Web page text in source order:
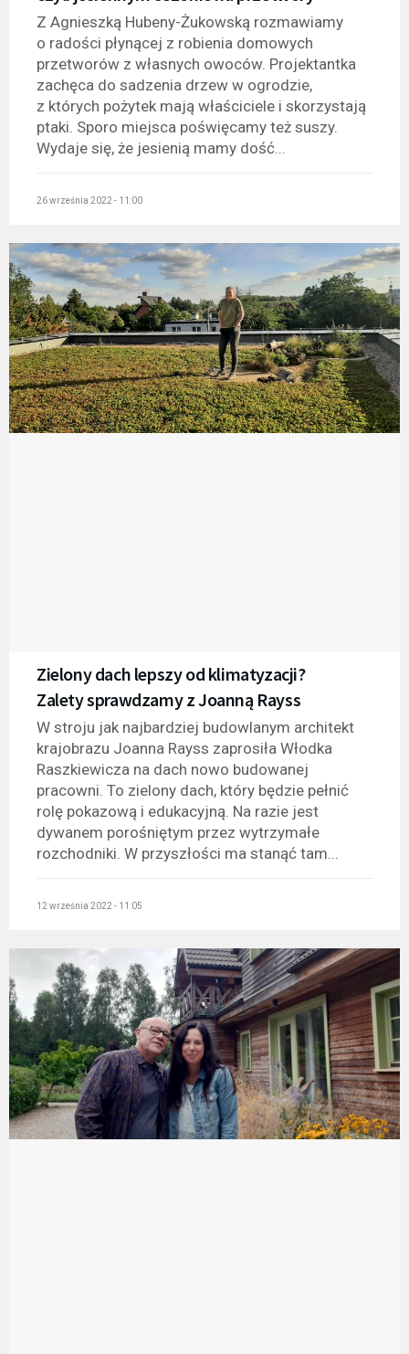
Z Agnieszką Hubeny-Żukowską rozmawiamy
o radości płynącej z robienia domowych
przetworów z własnych owoców. Projektantka
zachęca do sadzenia drzew w ogrodzie,
z których pożytek mają właściciele i skorzystają
ptaki. Sporo miejsca poświęcamy też suszy.
Wydaje się, że jesienią mamy dość...
26 września 2022 - 11:00
Zielony dach lepszy od klimatyzacji?
Zalety sprawdzamy z Joanną Rayss
W stroju jak najbardziej budowlanym architekt
krajobrazu Joanna Rayss zaprosiła Włodka
Raszkiewicza na dach nowo budowanej
pracowni. To zielony dach, który będzie pełnić
rolę pokazową i edukacyjną. Na razie jest
dywanem porośniętym przez wytrzymałe
rozchodniki. W przyszłości ma stanąć tam...
12 września 2022 - 11:05